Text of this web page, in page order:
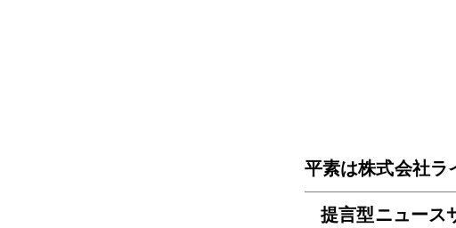
平素は株式会社ラ
提言型ニュース